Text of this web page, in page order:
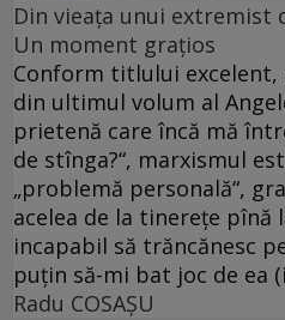
Din vieaţa unui extremist
Un moment graţios
Conform titlului
din ultimul volum al
prietenă care încă mă
de stînga?“, marxismul
„problemă personală“,
acelea de la tinereţe pînă
incapabil să trăncănesc
puţin să-mi bat joc de ea
Radu COSAŞU